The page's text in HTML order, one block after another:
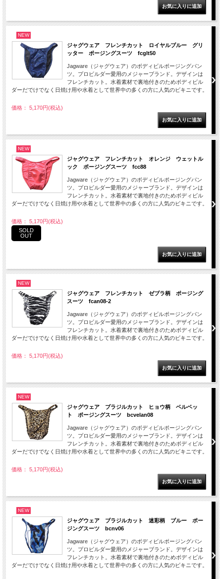
NEW
ジャグウェア フレンチカット ロイヤルブルー グリ
ッター ポージングスーツ fcglt50
Jagware（ジャグウェア）のボディビルポージングパン
ツ。プロビルダー愛用のメジャーブランド。デザインは
フレンチカット。水着素材で裏地付きのためボディビル
ダーだでけでなく日焼け用や水着として世界中の多くの方に人気のビキニです。
価格： 5,170円(税込)
NEW
ジャグウェア フレンチカット オレンジ ウェットル
ック ポージングスーツ fcc88
Jagware（ジャグウェア）のボディビルポージングパン
ツ。プロビルダー愛用のメジャーブランド。デザインは
フレンチカット。水着素材で裏地付きのためボディビル
ダーだでけでなく日焼け用や水着として世界中の多くの方に人気のビキニです。
価格： 5,170円(税込)
SOLD
OUT
NEW
ジャグウェア フレンチカット ゼブラ柄 ポージング
スーツ fcan08-2
Jagware（ジャグウェア）のボディビルポージングパン
ツ。プロビルダー愛用のメジャーブランド。デザインは
フレンチカット。水着素材で裏地付きのためボディビル
ダーだでけでなく日焼け用や水着として世界中の多くの方に人気のビキニです。
価格： 5,170円(税込)
NEW
ジャグウェア ブラジルカット ヒョウ柄 ベルベッ
ト ポージングスーツ bcvelan08
Jagware（ジャグウェア）のボディビルポージングパン
ツ。プロビルダー愛用のメジャーブランド。デザインは
フレンチカット。水着素材で裏地付きのためボディビル
ダーだでけでなく日焼け用や水着として世界中の多くの方に人気のビキニです。
価格： 5,170円(税込)
NEW
ジャグウェア ブラジルカット 迷彩柄 ブルー ポー
ジングスーツ bcnv06
Jagware（ジャグウェア）のボディビルポージングパン
ツ。プロビルダー愛用のメジャーブランド。デザインは
フレンチカット。水着素材で裏地付きのためボディビル
ダーだでけでなく日焼け用や水着として世界中の多くの方に人気のビキニです。